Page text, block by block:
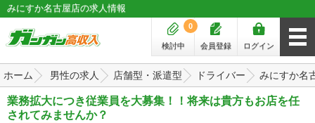
みにすか名古屋店の求人情報
ログイン
会員登録
検討中
0
ホーム 男性の求人 店舗型・派遣型 ドライバー みにすか名
業務拡大につき従業員を大募集！！将来は貴方もお店を任
されてみませんか？